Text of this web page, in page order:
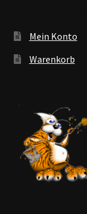
Mein Konto
Warenkorb